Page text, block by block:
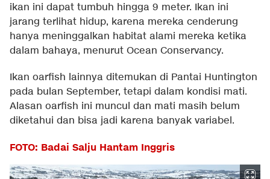
ikan ini dapat tumbuh hingga 9 meter. Ikan ini
jarang terlihat hidup, karena mereka cenderung
hanya meninggalkan habitat alami mereka ketika
dalam bahaya, menurut Ocean Conservancy.
Ikan oarfish lainnya ditemukan di Pantai Huntington
pada bulan September, tetapi dalam kondisi mati.
Alasan oarfish ini muncul dan mati masih belum
diketahui dan bisa jadi karena banyak variabel.
FOTO: Badai Salju Hantam Inggris